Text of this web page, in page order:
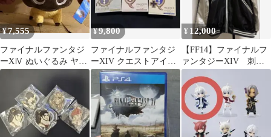
¥7,555
ファイナルファンタジ
ーXⅣ ぬいぐるみ ヤー
ン
¥9,800
ファイナルファンタジ
ーXIV クエストアイコ
ン ミニランプ 全3種
セット
¥ 12,000
【FF14】ファイナルフ
ァンタジーXIV 刺繍
ジャンパー